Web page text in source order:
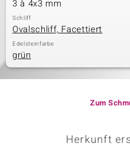
3 à 4x3 mm
Schliff
Ovalschliff, Facettiert
Edelsteinfarbe
grün
Zum
Herkunft